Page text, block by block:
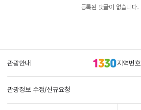
등록된 댓글이 없습니다.
관광안내 지역번호
관광정보 수정/신규요청